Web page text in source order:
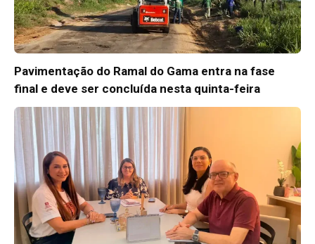
Pavimentação do Ramal do Gama entra na fase
final e deve ser concluída nesta quinta-feira